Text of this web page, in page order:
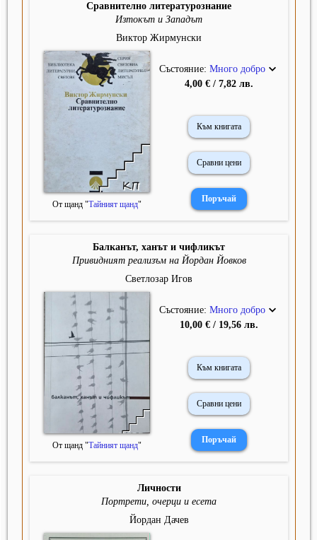
Сравнително литературознание
Изтокът и Западът
Виктор Жирмунски
От щанд "Тайният щанд"
Състояние: Много добро
4,00 € / 7,82 лв.
Към книгата
Сравни цени
Балканът, ханът и чифликът
Привидният реализъм на Йордан Йовков
Светлозар Игов
От щанд "Тайният щанд"
Състояние: Много добро
10,00 € / 19,56 лв.
Към книгата
Сравни цени
Личности
Портрети, очерци и есета
Йордан Дачев